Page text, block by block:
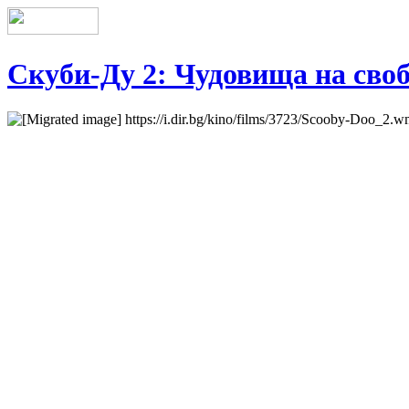
Скуби-Ду 2: Чудовища на